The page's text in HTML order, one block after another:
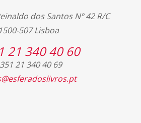
dos Santos Nº 42 R/C
1500-507 Lisboa
21 340 40 60
21 340 40 69